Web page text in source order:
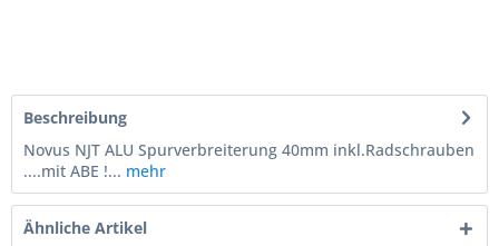
Beschreibung
Novus NJT ALU Spurverbreiterung 40mm inkl.Radschrauben
....mit ABE !... mehr
Ähnliche Artikel